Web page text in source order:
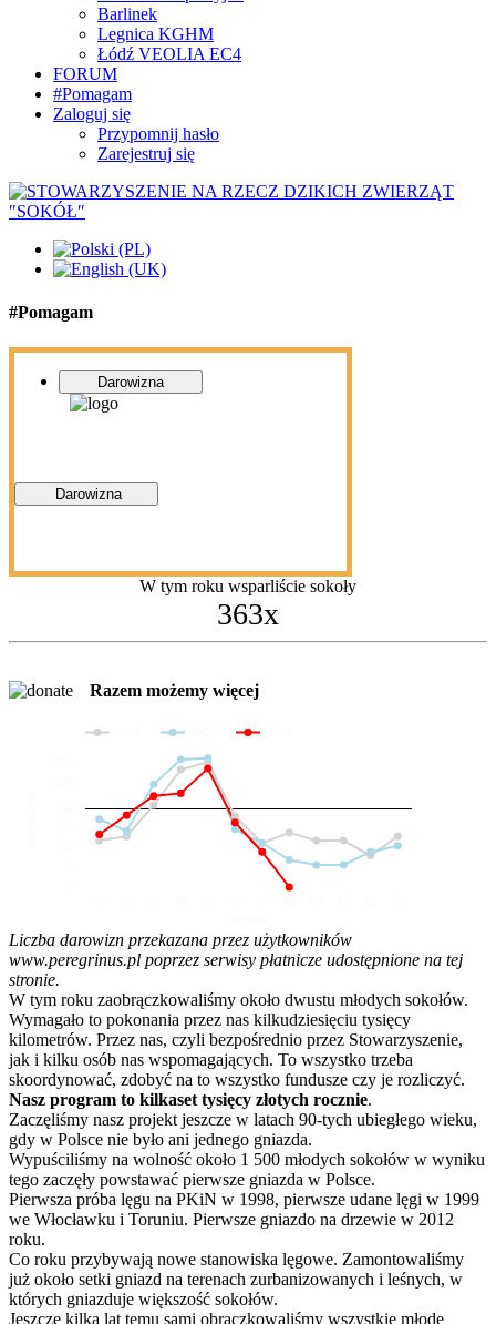
Barlinek
Legnica KGHM
Łódź VEOLIA EC4
FORUM
#Pomagam
Zaloguj się
Przypomnij hasło
Zarejestruj się
#Pomagam
Darowizna
Darowizna
W tym roku wsparliście sokoły
363x
Razem możemy więcej
Liczba darowizn przekazana przez użytkowników
www.peregrinus.pl poprzez serwisy płatnicze udostępnione na tej
stronie.
W tym roku zaobrączkowaliśmy około dwustu młodych sokołów.
Wymagało to pokonania przez nas kilkudziesięciu tysięcy
kilometrów. Przez nas, czyli bezpośrednio przez Stowarzyszenie,
jak i kilku osób nas wspomagających. To wszystko trzeba
skoordynować, zdobyć na to wszystko fundusze czy je rozliczyć.
Nasz program to kilkaset tysięcy złotych rocznie.
Zaczęliśmy nasz projekt jeszcze w latach 90-tych ubiegłego wieku,
gdy w Polsce nie było ani jednego gniazda.
Wypuściliśmy na wolność około 1 500 młodych sokołów w wyniku
tego zaczęły powstawać pierwsze gniazda w Polsce.
Pierwsza próba lęgu na PKiN w 1998, pierwsze udane lęgi w 1999
we Włocławku i Toruniu. Pierwsze gniazdo na drzewie w 2012
roku.
Co roku przybywają nowe stanowiska lęgowe. Zamontowaliśmy
już około setki gniazd na terenach zurbanizowanych i leśnych, w
których gniazduje większość sokołów.
Jeszcze kilka lat temu sami obrączkowaliśmy wszystkie młode